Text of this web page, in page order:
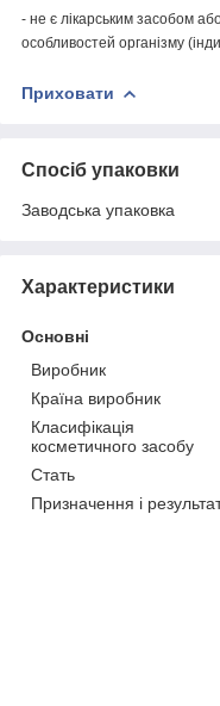
- не є лікарським засобом
особливостей організму
Приховати
Спосіб упаковки
Заводська упаковка
Характеристики
Основні
Виробник
Країна виробник
Класифікація
косметичного засобу
Стать
Призначення і